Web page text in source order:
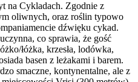
na Cykladach. Zgodnie z
oliwnych, oraz roślin typowo
dźwięku cykad.
co sprawia, że gość
łóżka, krzesła, lodówka,
basen z leżakami i barem.
smaczne, kontynentalne, ale z